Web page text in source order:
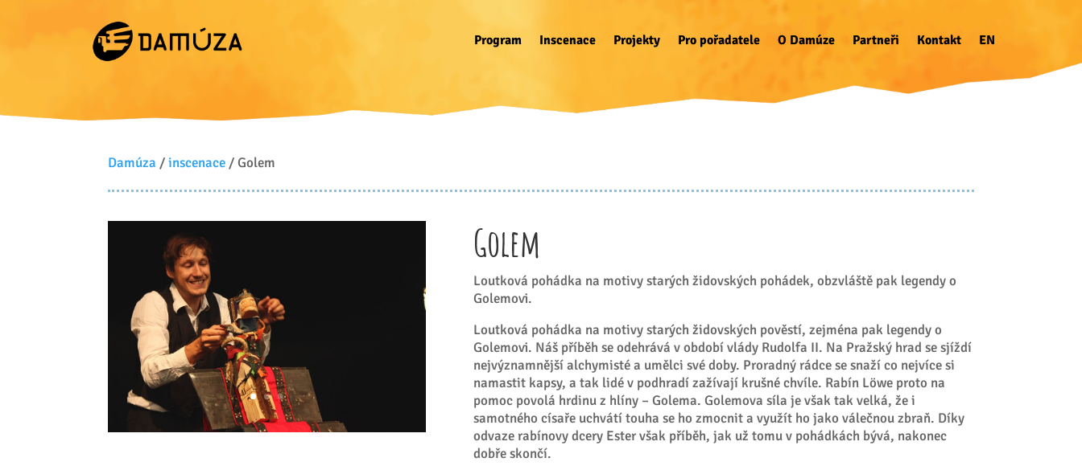
Program Inscenace Projekty Pro pořadatele O Damúze Partneři Kontakt EN
Damúza /inscenace / Golem
Golem
Loutková pohádka na motivy starých židovských pohádek, obzvláště pak legendy o
Golemovi.
Loutková pohádka na motivy starých židovských pověstí, zejména pak legendy o
Golemovi. Náš příběh se odehrává v období vlády Rudolfa II. Na Pražský hrad se sjíždí
nejvýznamnější alchymisté a umělci své doby. Proradný rádce se snaží co nejvíce si
namastit kapsy, a tak lidé v podhradí zažívají krušné chvíle. Rabín Löwe proto na
pomoc povolá hrdinu z hlíny – Golema. Golemova síla je však tak velká, že i
samotného císaře uchvátí touha se ho zmocnit a využít ho jako válečnou zbraň. Díky
odvaze rabínovy dcery Ester však příběh, jak už tomu v pohádkách bývá, nakonec
dobře skončí.